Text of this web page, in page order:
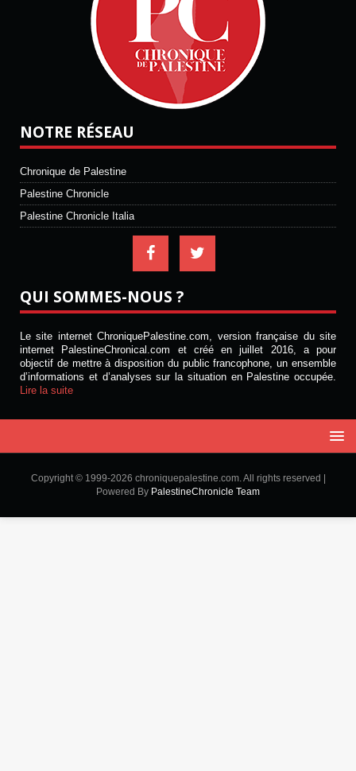
NOTRE RÉSEAU
Chronique de Palestine
Palestine Chronicle
Palestine Chronicle Italia
QUI SOMMES-NOUS ?
Le site internet ChroniquePalestine.com, version française du site
internet PalestineChronical.com et créé en juillet 2016, a pour
objectif de mettre à disposition du public francophone, un ensemble
d’informations et d’analyses sur la situation en Palestine occupée.
Lire la suite
Copyright © 1999-2026 chroniquepalestine.com. All rights reserved |
Powered By PalestineChronicle Team